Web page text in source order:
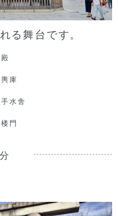
る舞台です。
庫
水舎
門